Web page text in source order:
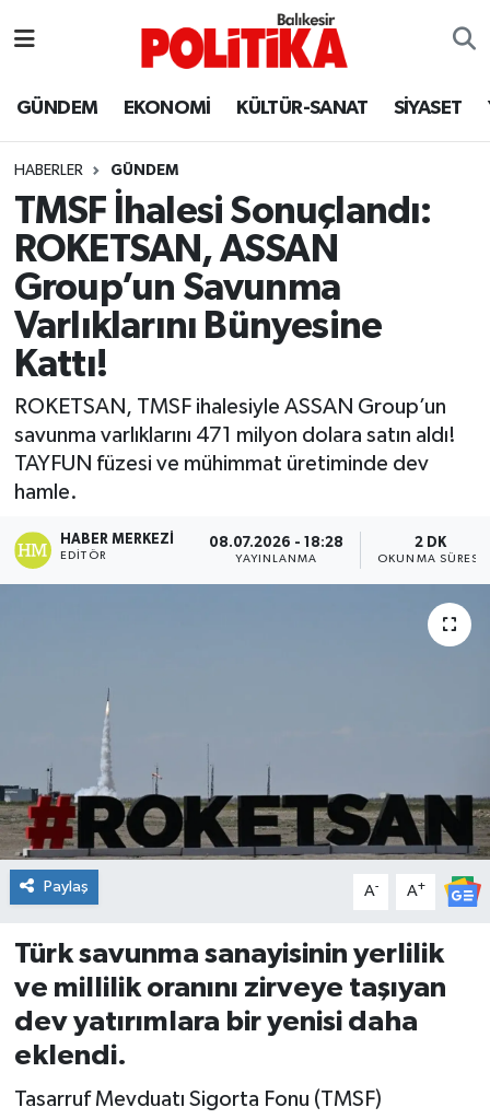
GÜNDEM EKONOMİ KÜLTÜR-SANAT SİYASET
HABERLER GÜNDEM
TMSF İhalesi Sonuçlandı:
ROKETSAN, ASSAN
Group’un Savunma
Varlıklarını Bünyesine
Kattı!
ROKETSAN, TMSF ihalesiyle ASSAN Group’un
savunma varlıklarını 471 milyon dolara satın aldı!
TAYFUN füzesi ve mühimmat üretiminde dev
hamle.
HABER MERKEZI
EDITÖR
08.07.2026 - 18:28
YAYINLANMA
2 DK
OKUNMA SÜRESI
Paylaş A- A+
Türk savunma sanayisinin yerlilik
ve millilik oranını zirveye taşıyan
dev yatırımlara bir yenisi daha
eklendi.
Tasarruf Mevduatı Sigorta Fonu (TMSF)
Ayvalık
Balya
Bandırma
Bigadiç
BİYOGRAFİLER
Burhaniye
ÇEVRE
DÜNYA
Dursunbey
EĞİTİM
EKONOMİ
Erdek
Gömeç
Havran
İvrindi
KENT GÜNDEMİ
Balıkesir Hava Durumu
Balıkesir Namaz Vakitleri
Balıkesir Trafik Yoğunluk Haritası
Süper Lig Puan Durumu ve Fikstür
Tüm Manşetler
Son Dakika Haberleri
Haber Arşivi